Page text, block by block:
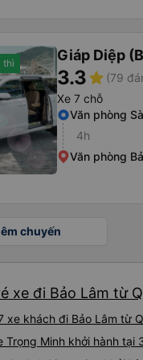
thì Giáp Diệp
3.3star (79
Xe 7 chỗ
Văn phòng
4h
Văn phòng
chuyến
xe đi Bảo Lâm từ
xe khách đi Bảo Lâm từ
Trọng Minh khởi hành tại